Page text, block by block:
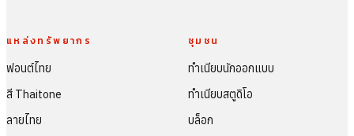
แหล่งทรัพยากร
ฟอนต์ไทย
สี Thaitone
ลายไทย
ชุมชน
ทำเนียบนักออกแบบ
ทำเนียบสตูดิโอ
บล็อก